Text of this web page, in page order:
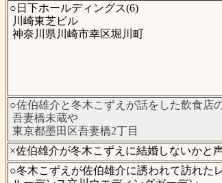
○日下ホールディングス(6)
川崎東芝ビル
神奈川県川崎市幸区堀川町
○佐伯雄介と冬木こずえが話をした飲食店
吾妻橋未蔵や
東京都墨田区吾妻橋2丁目
×佐伯雄介が冬木こずえに結婚しないかと
○冬木こずえが佐伯雄介に誘われて訪れた